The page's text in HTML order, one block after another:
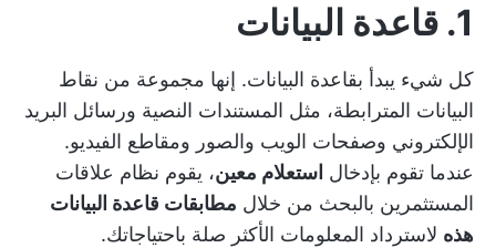
1. قاعدة البيانات
كل شيء يبدأ بقاعدة البيانات. إنها مجموعة من نقاط
البيانات المترابطة، مثل المستندات النصية ورسائل البريد
الإلكتروني وصفحات الويب والصور ومقاطع الفيديو.
عندما تقوم بإدخال استعلام معين، يقوم نظام علاقات
المستثمرين بالبحث من خلال مطابقات قاعدة البيانات
هذه لاسترداد المعلومات الأكثر صلة باحتياجاتك.